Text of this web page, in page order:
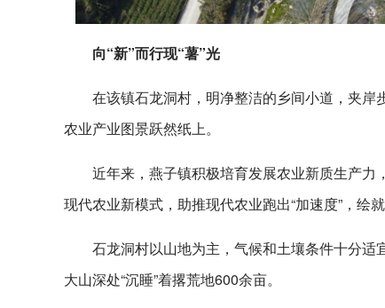
向“新”而行现“薯”光
在该镇石龙洞村，明净整洁的乡间小道，夹
农业产业图景跃然纸上。
近年来，燕子镇积极培育发展农业新质生产
现代农业新模式，助推现代农业跑出“加速度”，绘就
石龙洞村以山地为主，气候和土壤条件十分
大山深处“沉睡”着撂荒地600余亩。